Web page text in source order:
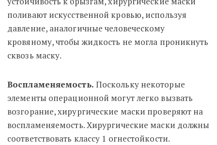
поливают искусственной кровью, используя
давление, аналогичные человеческому
кровяному, чтобы жидкость не могла проникнуть
сквозь маску.
Воспламеняемость. Поскольку некоторые
элементы операционной могут легко вызвать
возгорание, хирургические маски проверяют на
воспламеняемость. Хирургические маски должны
соответствовать классу 1 огнестойкости.